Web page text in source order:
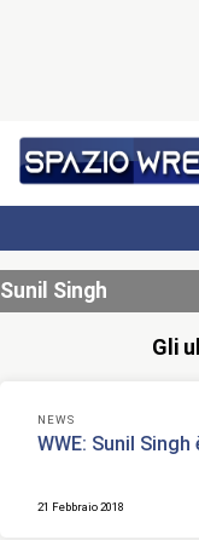
Sunil Singh
Gli
NEWS
WWE: Sunil
21 Febbraio 2018